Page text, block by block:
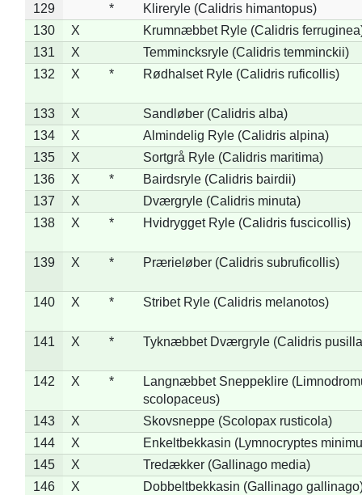
129
*
Klireryle (Calidris himantopus)
130
X
Krumnæbbet Ryle (Calidris
131
X
Temmincksryle (Calidris temminckii)
132
X * Rødhalset Ryle (Calidris ruficollis)
133 X
Sandløber (Calidris alba)
134
X
Almindelig Ryle (Calidris alpina)
135
X
Sortgrå Ryle (Calidris maritima)
136
X *
Bairdsryle (Calidris bairdii)
137
X
Dværgryle (Calidris minuta)
138
X * Hvidrygget Ryle (Calidris fuscicollis)
139 X * Prærieløber (Calidris subruficollis)
140 X * Stribet Ryle (Calidris melanotos)
141 X * Tyknæbbet Dværgryle (Calidris
142 X *
Langnæbbet Sneppeklire
scolopaceus)
143
X
Skovsneppe (Scolopax rusticola)
144
X
Enkeltbekkasin (Lymnocryptes
145
X
Tredækker (Gallinago media)
146
X
Dobbeltbekkasin (Gallinago